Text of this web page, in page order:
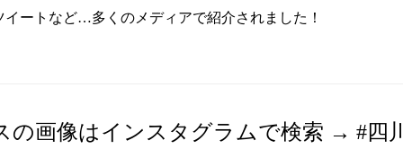
ートなど…多くのメディアで紹介されました！
の画像はインスタグラムで検索 → #四